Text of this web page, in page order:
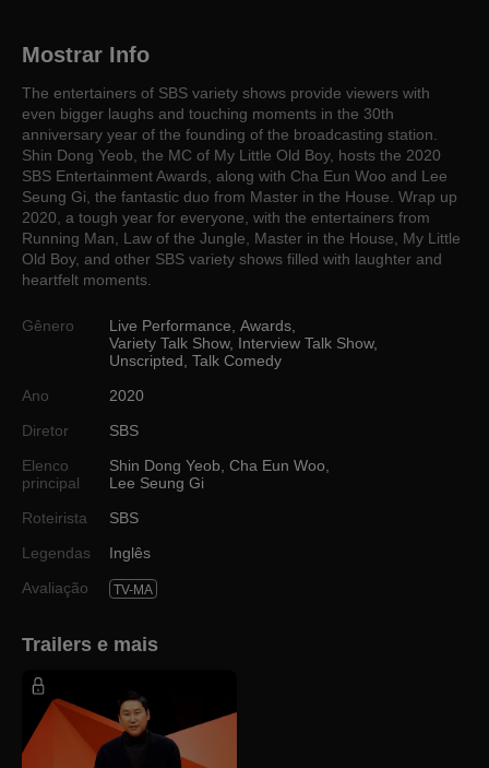
Mostrar Info
The entertainers of SBS variety shows provide viewers with
even bigger laughs and touching moments in the 30th
anniversary year of the founding of the broadcasting station.
Shin Dong Yeob, the MC of My Little Old Boy, hosts the 2020
SBS Entertainment Awards, along with Cha Eun Woo and Lee
Seung Gi, the fantastic duo from Master in the House. Wrap up
2020, a tough year for everyone, with the entertainers from
Running Man, Law of the Jungle, Master in the House, My Little
Old Boy, and other SBS variety shows filled with laughter and
heartfelt moments.
Gênero Live Performance Awards
Variety Talk Show, Interview Talk Show,
Unscripted Talk Comedy
Ano
2020
Diretor
SBS
Elenco
principal
Shin Dong Yeob Cha Eun Woo
Lee Seung Gi
Roteirista
SBS
Legendas
Inglês
Avaliação
TV-MA
Trailers e mais